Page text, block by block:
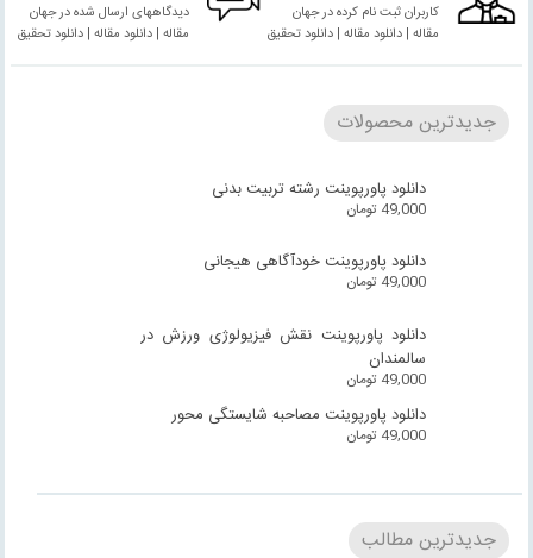
کاربران ثبت نام کرده در جهان
مقاله | دانلود مقاله | دانلود تحقیق
دیدگاههای ارسال شده در جهان
مقاله | دانلود مقاله | دانلود تحقیق
جدیدترین محصولات
دانلود پاورپوینت رشته تربیت بدنی
49,000 تومان
دانلود پاورپوینت خودآگاهی هیجانی
49,000 تومان
دانلود پاورپوینت نقش فیزیولوژی ورزش در
سالمندان
49,000 تومان
دانلود پاورپوینت مصاحبه شایستگی محور
49,000 تومان
جدیدترین مطالب